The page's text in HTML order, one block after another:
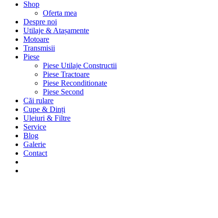
Shop
Oferta mea
Despre noi
Utilaje & Atașamente
Motoare
Transmisii
Piese
Piese Utilaje Constructii
Piese Tractoare
Piese Reconditionate
Piese Second
Căi rulare
Cupe & Dinți
Uleiuri & Filtre
Service
Blog
Galerie
Contact